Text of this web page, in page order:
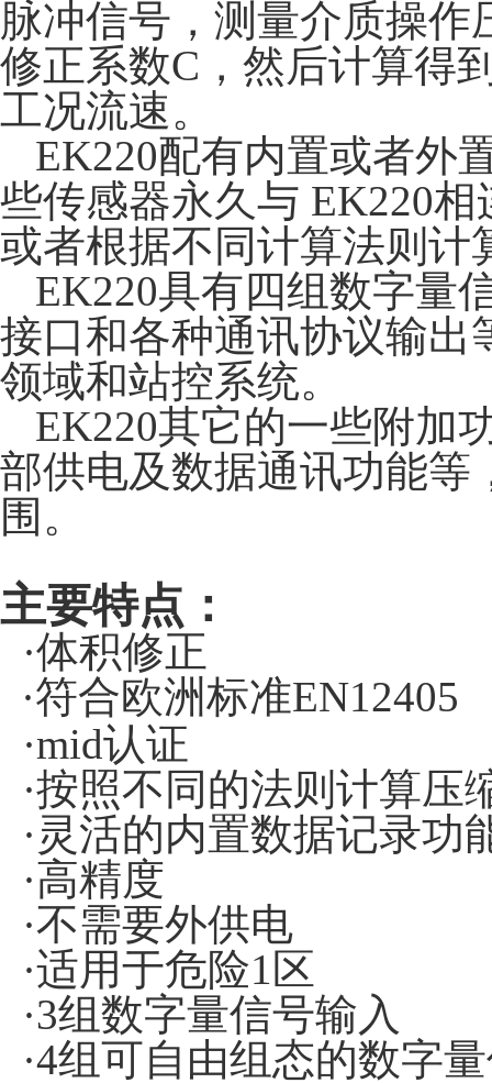
脉冲信号，测量介质操
修正系数C ，然后计算得
工况流速。
EK220配有内置或者外
些传感器永久与 EK220相
或者根据不同计算法则计
EK220具有四组数字量
接口和各种通讯协议输出
领域和站控系统。
EK220其它的一些附加
部供电及数据通讯功能等
围。
主要特点：
·体积修正
·符合欧洲标准EN12405
·mid认证
·按照不同的法则计算压
·灵活的内置数据记录功
·高精度
·不需要外供电
·适用于危险1 区
·3组数字量信号输入
·4组可自由组态的数字